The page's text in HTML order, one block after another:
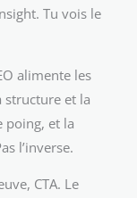
Tu vois le
alimente les
structure et la
poing, et la
l’inverse.
CTA. Le